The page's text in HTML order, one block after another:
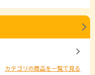
カテゴリの商品を一覧で見る